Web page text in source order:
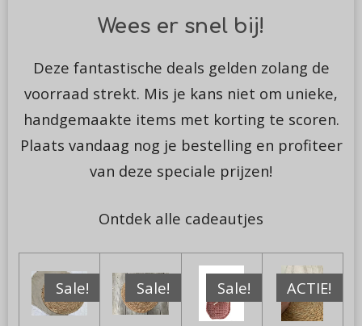
Wees er snel bij!
Deze fantastische deals gelden zolang de
voorraad strekt. Mis je kans niet om unieke,
handgemaakte items met korting te scoren.
Plaats vandaag nog je bestelling en profiteer
van deze speciale prijzen!
Ontdek alle cadeautjes
Sale! Sale! Sale! ACTIE!